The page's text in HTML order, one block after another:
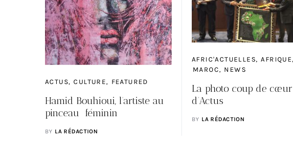
ACTUS CULTURE FEATURED
Hamid Bouhioui, l’artiste au
pinceau féminin
BY LA RÉDACTION
AFRIC'ACTUELLES
AFRIQUE
MAROC
NEWS
La photo coup de cœur
d’Actus
BY LA RÉDACTION